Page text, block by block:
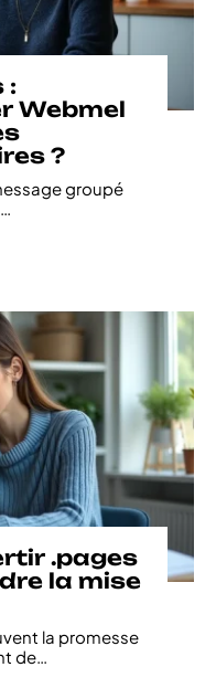
:
Webmel
?
groupé
…
.pages
la mise
la promesse
de…